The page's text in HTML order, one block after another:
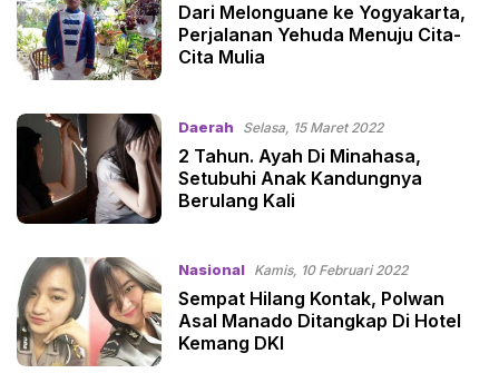
Dari Melonguane ke Yogyakarta,
Perjalanan Yehuda Menuju Cita-
Cita Mulia
Daerah Selasa, 15 Maret 2022
2 Tahun. Ayah Di Minahasa,
Setubuhi Anak Kandungnya
Berulang Kali
Nasional Kamis, 10 Februari 2022
Sempat Hilang Kontak, Polwan
Asal Manado Ditangkap Di Hotel
Kemang DKI